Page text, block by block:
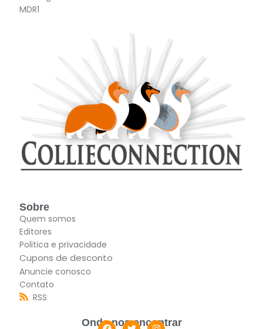
MDR1
Sobre
Quem somos
Editores
Politica e privacidade
Cupons de desconto
Anuncie conosco
Contato
RSS
Onde nos encontrar